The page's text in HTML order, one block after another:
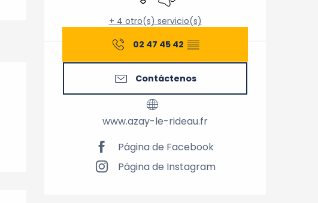
+ 4 otro(s) servicio(s)
02 47 45 42 ▒▒
Contáctenos
www.azay-le-rideau.fr
Página de Facebook
Página de Instagram